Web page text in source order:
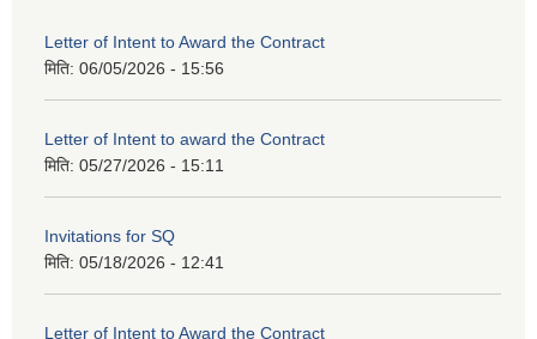
Letter of Intent to Award the Contract
मिति: 06/05/2026 - 15:56
Letter of Intent to award the Contract
मिति: 05/27/2026 - 15:11
Invitations for SQ
मिति: 05/18/2026 - 12:41
Letter of Intent to Award the Contract